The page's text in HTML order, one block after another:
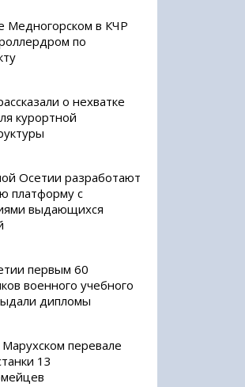
Медногорском в КЧР
по
о нехватке
курортной
Осетии разработают
платформу с
выдающихся
первым 60
военного учебного
дипломы
перевале
13